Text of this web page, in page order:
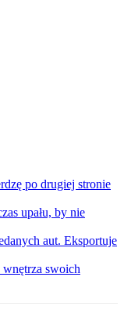
po drugiej stronie
upału, by nie
aut. Eksportuje
swoich